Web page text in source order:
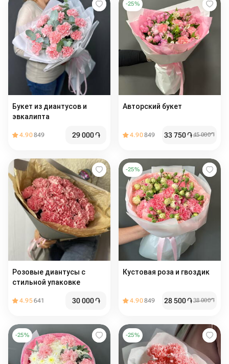
Букет из диантусов и
эвкалипта
4.90849 29 000֏
-25%
Авторский букет
4.90849 33 750֏45 000֏
Розовые диантусы с
стильной упаковке
4.95641 30 000֏
-25%
Кустовая роза и гвоздик
4.90849 28 500֏38 000֏
-25% -25%